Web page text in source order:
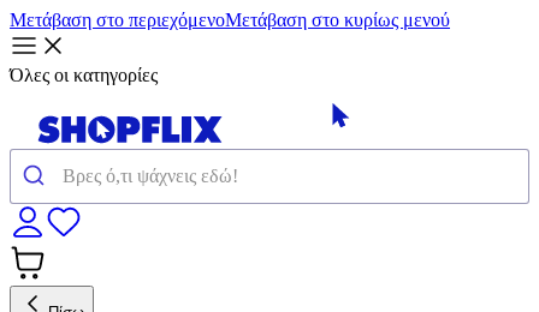
Μετάβαση στο περιεχόμενοΜετάβαση στο κυρίως μενού
Όλες οι κατηγορίες